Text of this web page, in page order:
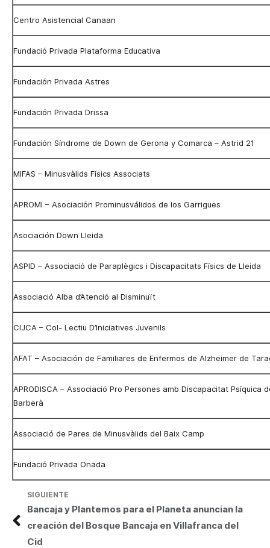
Centro Asistencial Canaan
Fundació Privada Plataforma Educativa
Fundación Privada Astres
Fundación Privada Drissa
Fundación Síndrome de Down de Gerona y Comarca – Astrid 21
MIFAS – Minusvàlids Físics Associats
APROMI – Asociación Prominusválidos de los Garrigues
Asociación Down Lleida
ASPID – Associació de Paraplègics i Discapacitats Físics de Lleida
Associació Alba d’Atenció al Disminuït
CIJCA – Col- Lectiu D’Iniciatives Juvenils
AFAT – Asociación de Familiares de Enfermos de Alzheimer de
APRODISCA – Associació Pro Persones amb Discapacitat Psíquica
Barberà
Associació de Pares de Minusvàlids del Baix Camp
Fundació Privada Onada
SIGUIENTE
Bancaja y Plantemos para el Planeta anuncian la
creación del Bosque Bancaja en Villafranca del
Cid